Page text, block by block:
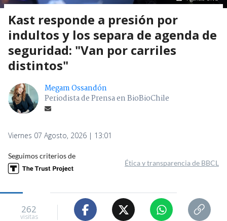
Kast responde a presión por
indultos y los separa de agenda de
seguridad: "Van por carriles
distintos"
Megam Ossandón
Periodista de Prensa en BioBioChile
Viernes 07 Agosto, 2026 | 13:01
Seguimos criterios de
Ética y transparencia de BBCL
262
visitas